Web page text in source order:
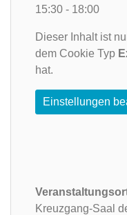
15:30 - 18:00
Dieser Inhalt ist
dem Cookie Typ
hat.
Einstellungen
Kreuzgang-Saal